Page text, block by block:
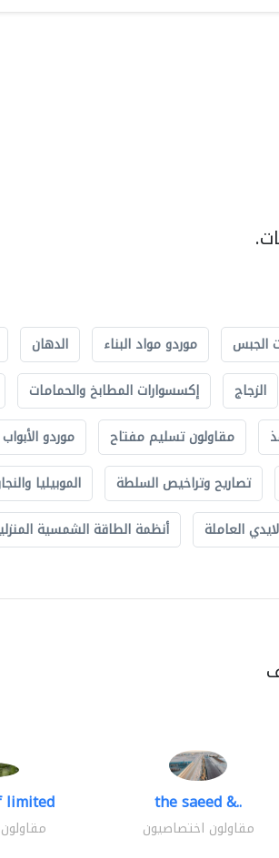
الجبس موردو مواد البناء الدهان
الزجاج إكسسوارات المطابخ والحمامات
مقاولون تسليم مفتاح موردو الأبواب
تصاريح وتراخيص السلطة الموبيليا
العاملة أنظمة الطاقة الشمسية
limited the saeed &..
مقاولون اختصاصيون